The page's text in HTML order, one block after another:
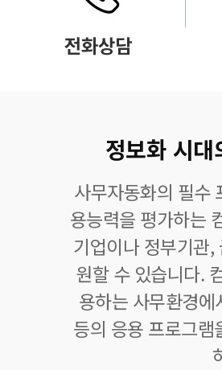
정보화 시
사무자동화의 필수
용능력을 평가하는
기업이나 정부기관
원할 수 있습니다.
용하는 사무환경
등의 응용 프로그